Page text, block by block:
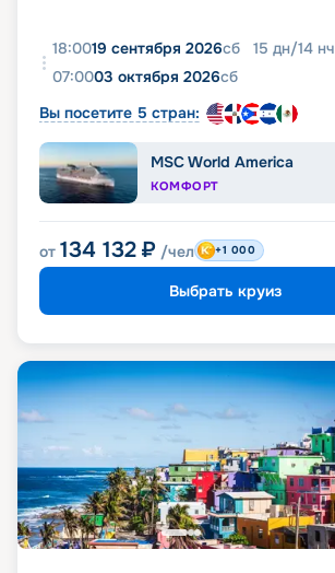
18:0019 сентября 2026сб 15 дн/14 нч
07:0003 октября 2026сб
Вы посетите 5 стран:
MSC World America
КОМФОРТ
от 134 132 ₽ /чел +1 000
Выбрать круиз